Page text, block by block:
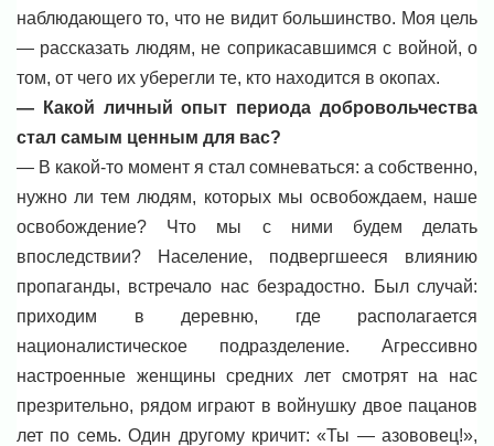
наблюдающего то, что не видит большинство. Моя цель
— рассказать людям, не соприкасавшимся с войной, о
том, от чего их уберегли те, кто находится в окопах.
— Какой личный опыт периода добровольчества
стал самым ценным для вас?
— В какой-то момент я стал сомневаться: а собственно,
нужно ли тем людям, которых мы освобождаем, наше
освобождение? Что мы с ними будем делать
впоследствии? Население, подвергшееся влиянию
пропаганды, встречало нас безрадостно. Был случай:
приходим в деревню, где располагается
националистическое подразделение. Агрессивно
настроенные женщины средних лет смотрят на нас
презрительно, рядом играют в войнушку двое пацанов
лет по семь. Один другому кричит: «Ты — азововец!»,